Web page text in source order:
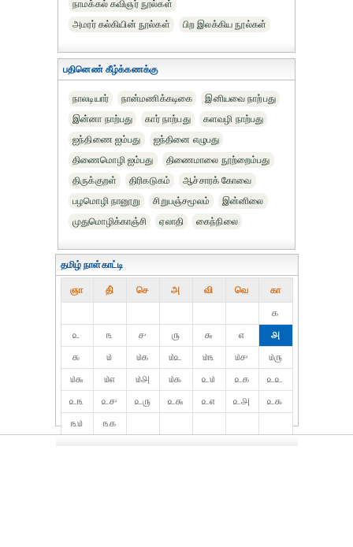
நாமக்கல் கவிஞர் நூல்கள்
அமரர் கல்கியின் நூல்கள்
பிற இலக்கிய நூல்கள்
பதினெண் கீழ்க்கணக்கு
நாலடியார் நான்மணிக்கடிகை
இனியவை நாற்பது
இன்னா நாற்பது
கார் நாற்பது
களவழி நாற்பது
ஐந்திணை ஐம்பது
ஐந்தினை எழுபது
திணைமொழி ஐம்பது
திணைமாலை நூற்றைம்பது
திருக்குறள்
திரிகடுகம்
ஆச்சாரக் கோவை
பழமொழி நானூறு
சிறுபஞ்சமூலம்
இன்னிலை
முதுமொழிக்காஞ்சி
ஏலாதி கைந்நிலை
தமிழ் நாள்காட்டி
ஞா தி் செ அ வி வெ கா
௧
௨
௩ ௪ ௫ ௬ ௭
௮
௯
௰ ௰௧ ௰௨ ௰௩ ௰௪
௰௫
௰௬
௰௭ ௰௮ ௰௯ ௨௰ ௨௧
௨௨
௨௩
௨௪ ௨௫ ௨௬ ௨௭ ௨௮
௨௯
௩௰
௩௧